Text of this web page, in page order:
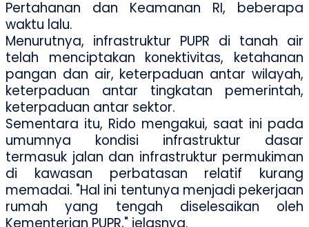
Pertahanan dan Keamanan RI, beberapa
waktu lalu.
Menurutnya, infrastruktur PUPR di tanah air
telah menciptakan konektivitas, ketahanan
pangan dan air, keterpaduan antar wilayah,
keterpaduan antar tingkatan pemerintah,
keterpaduan antar sektor.
Sementara itu, Rido mengakui, saat ini pada
umumnya kondisi infrastruktur dasar
termasuk jalan dan infrastruktur permukiman
di kawasan perbatasan relatif kurang
memadai. "Hal ini tentunya menjadi pekerjaan
rumah yang tengah diselesaikan oleh
Kementerian PUPR," jelasnya.